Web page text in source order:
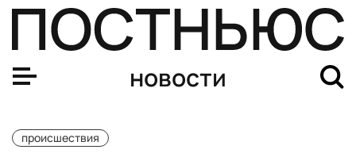
новости
происшествия
В Николаеве женщина пыталась продать